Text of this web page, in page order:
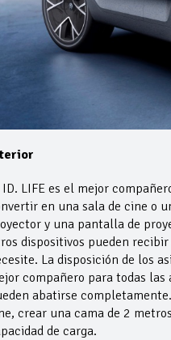
ID. LIFE es el mejor
en una sala de cine o
y una pantalla de
dispositivos pueden
La disposición de los
compañero para todas
abatirse
crear una cama de 2
de carga.